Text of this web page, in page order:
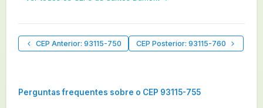
CEP Anterior: 93115-750 CEP Posterior: 93115-760
Perguntas frequentes sobre o CEP 93115-755